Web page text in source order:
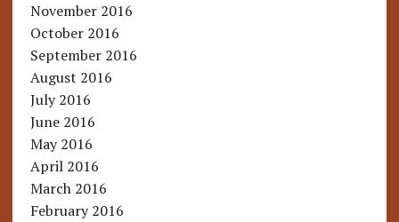
November 2016
October 2016
September 2016
August 2016
July 2016
June 2016
May 2016
April 2016
March 2016
February 2016